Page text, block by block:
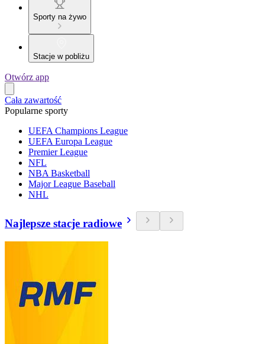
Sporty na żywo
Stacje w pobliżu
Otwórz app
Cała zawartość
Popularne sporty
UEFA Champions League
UEFA Europa League
Premier League
NFL
NBA Basketball
Major League Baseball
NHL
Najlepsze stacje radiowe